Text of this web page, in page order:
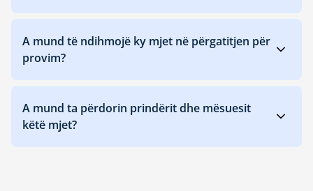
A mund të ndihmojë ky mjet në përgatitjen për
provim?
A mund ta përdorin prindërit dhe mësuesit
këtë mjet?